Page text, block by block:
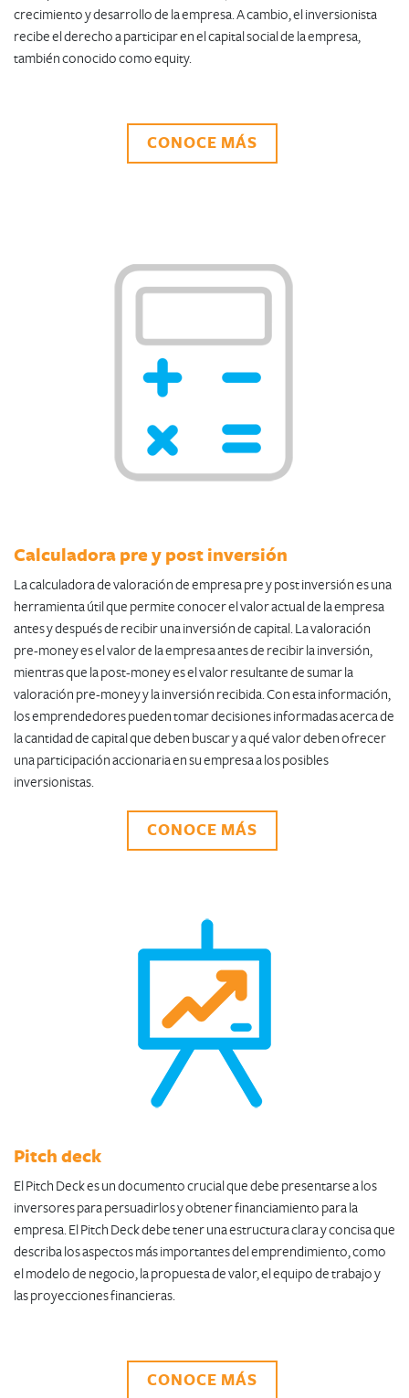
crecimiento y desarrollo de la empresa. A cambio, el inversionista
recibe el derecho a participar en el capital social de la empresa,
también conocido como equity.
CONOCE MÁS
Calculadora pre y post inversión
La calculadora de valoración de empresa pre y post inversión es una
herramienta útil que permite conocer el valor actual de la empresa
antes y después de recibir una inversión de capital. La valoración
pre-money es el valor de la empresa antes de recibir la inversión,
mientras que la post-money es el valor resultante de sumar la
valoración pre-money y la inversión recibida. Con esta información,
los emprendedores pueden tomar decisiones informadas acerca de
la cantidad de capital que deben buscar y a qué valor deben ofrecer
una participación accionaria en su empresa a los posibles
inversionistas.
CONOCE MÁS
Pitch deck
El Pitch Deck es un documento crucial que debe presentarse a los
inversores para persuadirlos y obtener financiamiento para la
empresa. El Pitch Deck debe tener una estructura clara y concisa que
describa los aspectos más importantes del emprendimiento, como
el modelo de negocio, la propuesta de valor, el equipo de trabajo y
las proyecciones financieras.
CONOCE MÁS